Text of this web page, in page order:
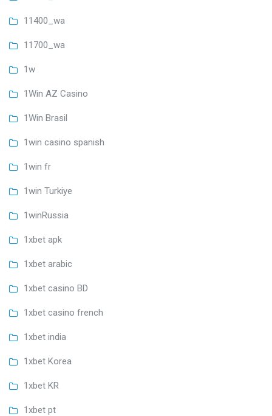
11400_wa
11700_wa
1w
1Win AZ Casino
1Win Brasil
1win casino spanish
1win fr
1win Turkiye
1winRussia
1xbet apk
1xbet arabic
1xbet casino BD
1xbet casino french
1xbet india
1xbet Korea
1xbet KR
1xbet pt